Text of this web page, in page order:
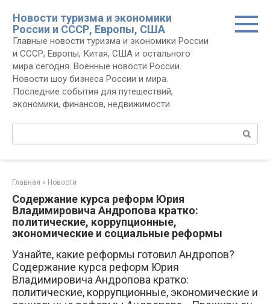
контенту
Новости туризма и экономики
России и СССР, Европы, США
Главные новости туризма и экономики России
и СССР, Европы, Китая, США и остального
мира сегодня. Военные новости России.
Новости шоу бизнеса России и мира.
Последние события для путешествий,
экономики, финансов, недвижимости
Поиск:
Главная » Новости
Содержание курса реформ Юрия
Владимировича Андропова кратко:
политические, коррупционные,
экономические и социальные реформы
Узнайте, какие реформы готовил Андропов?
Содержание курса реформ Юрия
Владимировича Андропова кратко:
политические, коррупционные, экономические и